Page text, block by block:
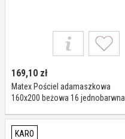
169,10 zł
Matex Pościel adamaszkowa
160x200 beżowa 16 jednobarwna
KARO